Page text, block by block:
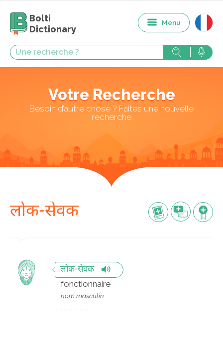
Bolti
Dictionary
Menu
Votre Recherche
Besoin d’autre chose ? Faites une nouvelle
recherche
लोक-सेवक
लोक-सेवक
fonctionnaire
nom masculin